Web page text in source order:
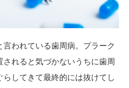
われている歯周病。プラーク
れると気づかないうちに歯周
してきて最終的には抜けてし